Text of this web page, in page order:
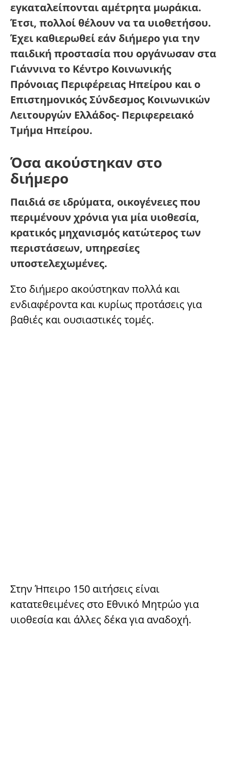
εγκαταλείπονται αμέτρητα μωράκια.
Έτσι, πολλοί θέλουν να τα υιοθετήσου.
Έχει καθιερωθεί εάν διήμερο για την
παιδική προστασία που οργάνωσαν στα
Γιάννινα το Κέντρο Κοινωνικής
Πρόνοιας Περιφέρειας Ηπείρου και ο
Επιστημονικός Σύνδεσμος Κοινωνικών
Λειτουργών Ελλάδος- Περιφερειακό
Τμήμα Ηπείρου.
Όσα ακούστηκαν στο
διήμερο
Παιδιά σε ιδρύματα, οικογένειες που
περιμένουν χρόνια για μία υιοθεσία,
κρατικός μηχανισμός κατώτερος των
περιστάσεων, υπηρεσίες
υποστελεχωμένες.
Στο διήμερο ακούστηκαν πολλά και
ενδιαφέροντα και κυρίως προτάσεις για
βαθιές και ουσιαστικές τομές.
Στην Ήπειρο 150 αιτήσεις είναι
κατατεθειμένες στο Εθνικό Μητρώο για
υιοθεσία και άλλες δέκα για αναδοχή.